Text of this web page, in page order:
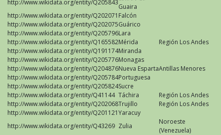
http://www.wikidata.org/entity/Q205843
Guaira
http://www.wikidata.org/entity/Q202071 Falcón
http://www.wikidata.org/entity/Q202075Guárico
http://www.wikidata.org/entity/Q205796Lara
http://www.wikidata.org/entity/Q165582Mérida
Región Los Andes
http://www.wikidata.org/entity/Q191174Miranda
http://www.wikidata.org/entity/Q205776Monagas
http://www.wikidata.org/entity/Q204876Nueva EspartaAntillas Menores
http://www.wikidata.org/entity/Q205784Portuguesa
http://www.wikidata.org/entity/Q205824Sucre
http://www.wikidata.org/entity/Q41144 Táchira
Región Los Andes
http://www.wikidata.org/entity/Q202068Trujillo
Región Los Andes
http://www.wikidata.org/entity/Q201121Yaracuy
http://www.wikidata.org/entity/Q43269 Zulia
Noroeste
(Venezuela)